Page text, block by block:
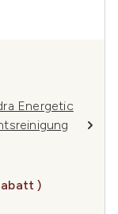
Energetic
)